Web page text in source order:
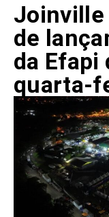
Joinville
de
da Efapi
quarta-